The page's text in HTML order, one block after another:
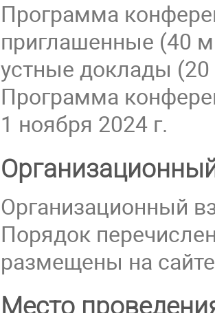
Программа
приглашенные (40
устные доклады
Программа
1 ноября 2024 г.
Организационный
Порядок
размещены на
Место